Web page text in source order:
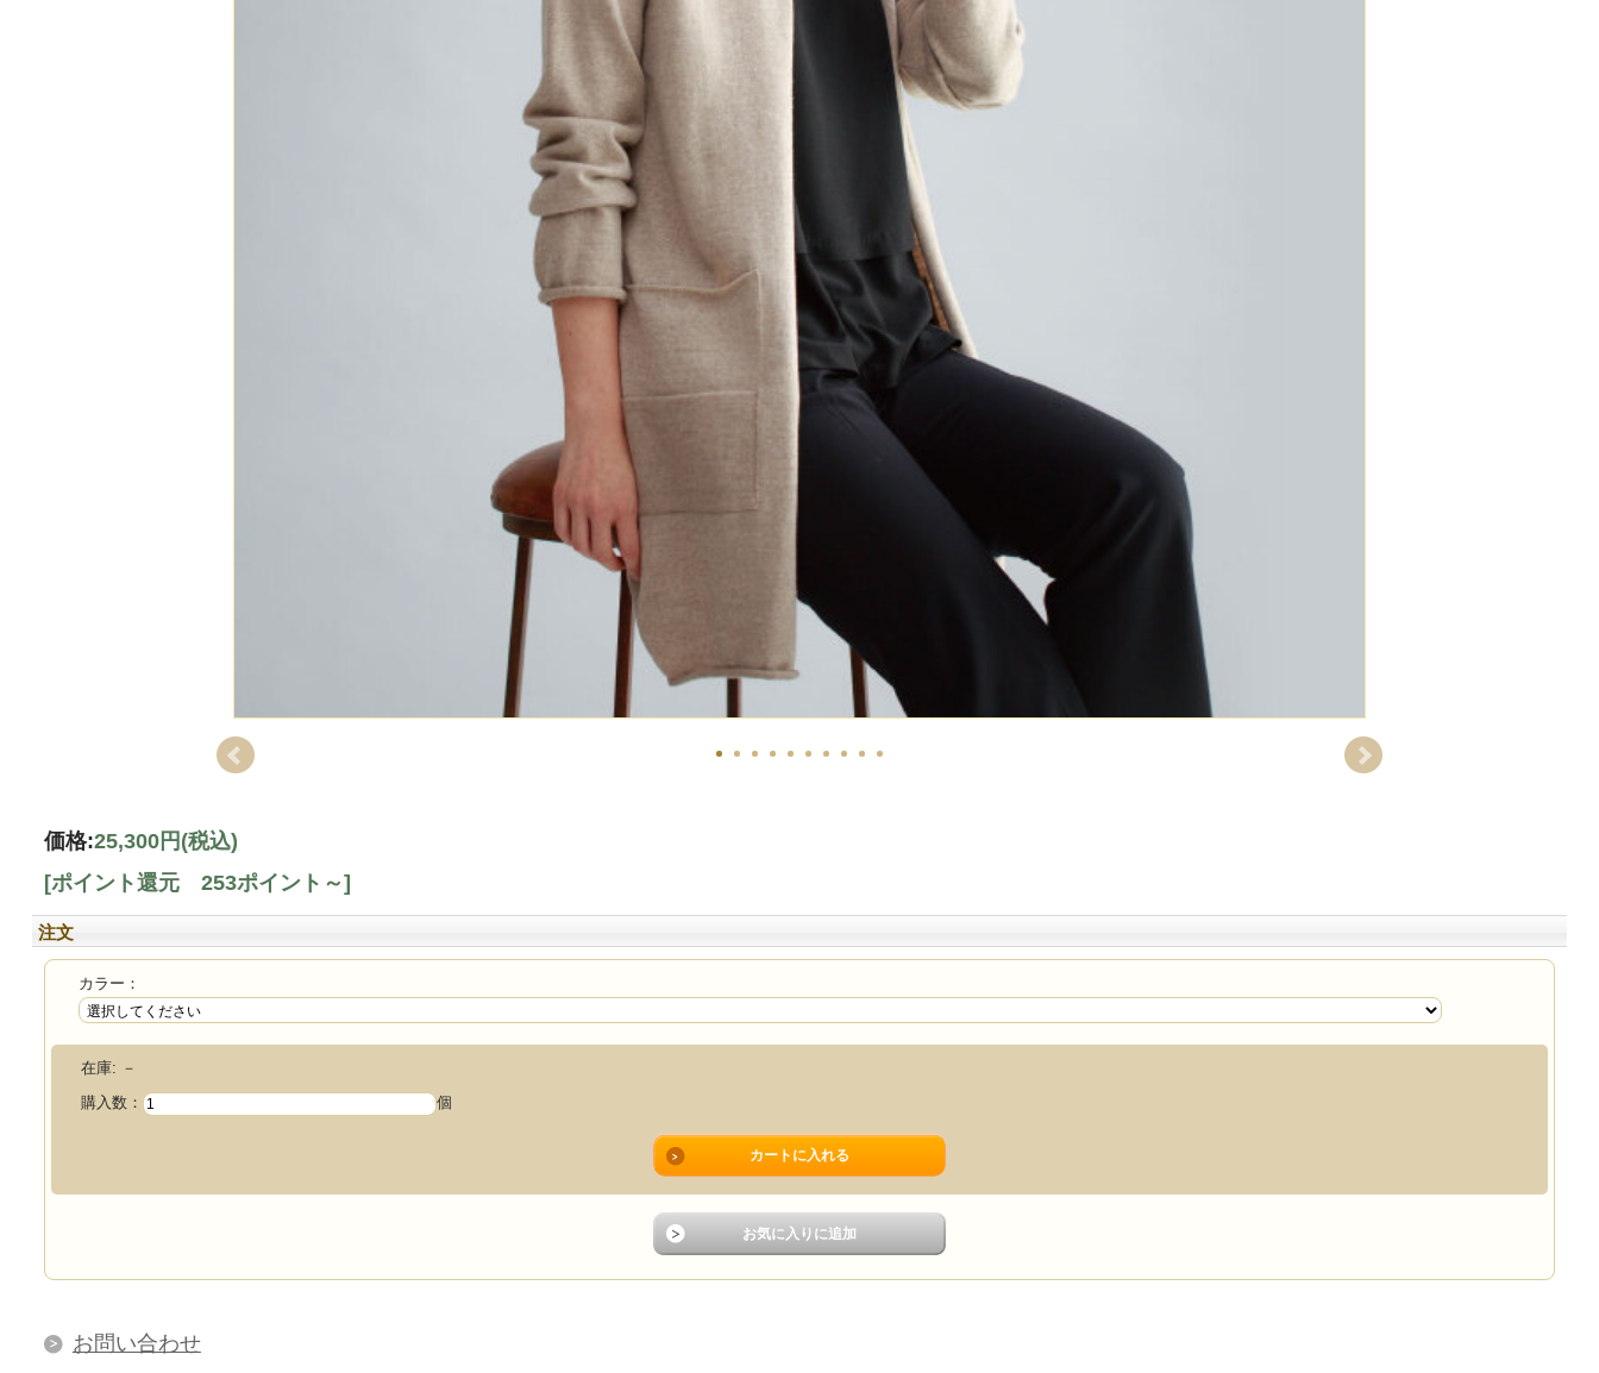
価格:25,300円 (税込)
[ポイント還元 253ポイント～]
注文
カラー：
在庫: －
購入数：
個
お問い合わせ